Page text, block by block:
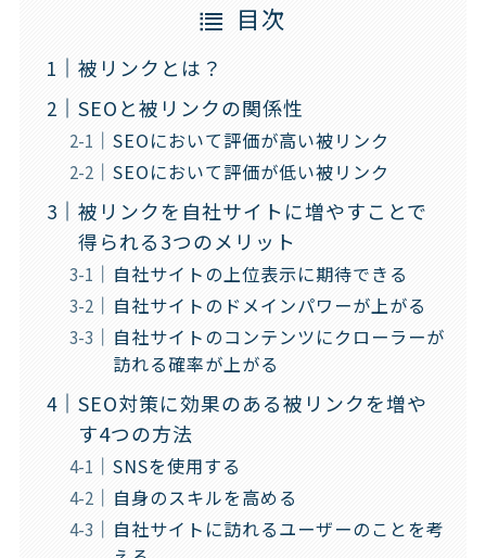
目次
被リンクとは？
SEOと被リンクの関係性
SEOにおいて評価が高い被リンク
SEOにおいて評価が低い被リンク
被リンクを自社サイトに増やすことで
得られる3つのメリット
自社サイトの上位表示に期待できる
自社サイトのドメインパワーが上がる
自社サイトのコンテンツにクローラーが
訪れる確率が上がる
SEO対策に効果のある被リンクを増や
す4つの方法
SNSを使用する
自身のスキルを高める
自社サイトに訪れるユーザーのことを考